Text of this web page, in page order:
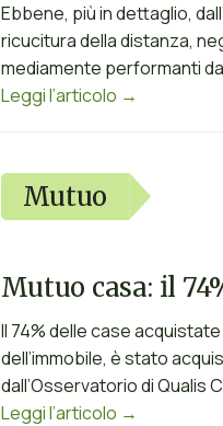
Ebbene, più in dettaglio,
ricucitura della distanza,
mediamente performanti
Leggi l’articolo →
Mutuo
Mutuo casa: il
Il 74% delle case
dell’immobile, è stato
dall’Osservatorio di Qualis
Leggi l’articolo →